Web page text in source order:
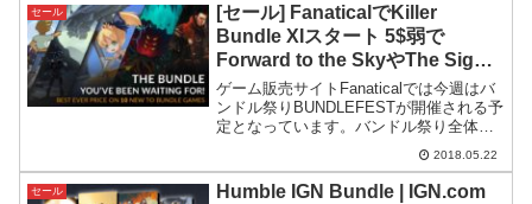
セール
[セール] FanaticalでKiller
Bundle XIスタート 5$弱で
Forward to the SkyやThe Signal
From Tölvaなどが手に入る！
ゲーム販売サイトFanaticalでは今週はバ
ンドル祭りBUNDLEFESTが開催される予
定となっています。バンドル祭り全体を
確認できるリンクはこちら今回は既にス
タートしている第一弾のバンドルセー
ル、Killer Bundle XIを紹介し...
2018.05.22
セール
Humble IGN Bundle | IGN.com